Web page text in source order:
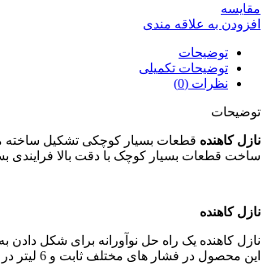
مقايسه
افزودن به علاقه مندی
توضیحات
توضیحات تکمیلی
نظرات (0)
توضیحات
نازل کاهنده قطعات بسیار کوچکی تشکیل ساخته
ساخت قطعات بسیار کوچک با دقت بالا
نازل کاهنده
نازل کاهنده یک راه حل نوآورانه برای شکل
این محصول در فشار های مختلف ثابت و 6 لیتر در دقیقه می باشد. نازل کاهنده مکانیزم ترکیب آب و هوا باعث کاهش مصرف آب خواهد شد. این محصول در مدلهای رزوه داخل و روزه خارج ساخته شده است.